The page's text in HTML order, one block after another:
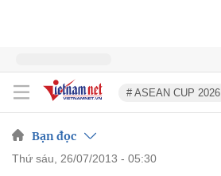
# ASEAN CUP 2026
Bạn đọc
thứ sáu, 26/07/2013 - 05:30